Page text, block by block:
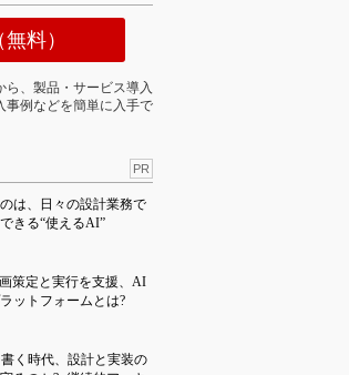
料）
ら、製品・サービス導入
事例などを簡単に入手で
PR
は、日々の設計業務で
きる“使えるAI”
策定と実行を支援、AI
ットフォームとは?
く時代、設計と実装の